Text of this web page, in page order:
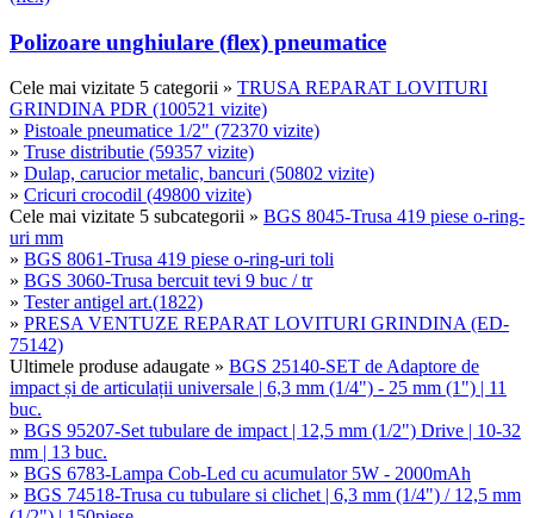
Polizoare unghiulare (flex) pneumatice
Cele mai vizitate 5 categorii » TRUSA REPARAT LOVITURI
GRINDINA PDR (100521 vizite)
» Pistoale pneumatice 1/2" (72370 vizite)
» Truse distributie (59357 vizite)
» Dulap, carucior metalic, bancuri (50802 vizite)
» Cricuri crocodil (49800 vizite)
Cele mai vizitate 5 subcategorii » BGS 8045-Trusa 419 piese o-ring-
uri mm
» BGS 8061-Trusa 419 piese o-ring-uri toli
» BGS 3060-Trusa bercuit tevi 9 buc / tr
» Tester antigel art.(1822)
» PRESA VENTUZE REPARAT LOVITURI GRINDINA (ED-
75142)
Ultimele produse adaugate » BGS 25140-SET de Adaptore de
impact și de articulații universale | 6,3 mm (1/4") - 25 mm (1") | 11
buc.
» BGS 95207-Set tubulare de impact | 12,5 mm (1/2") Drive | 10-32
mm | 13 buc.
» BGS 6783-Lampa Cob-Led cu acumulator 5W - 2000mAh
» BGS 74518-Trusa cu tubulare si clichet | 6,3 mm (1/4") / 12,5 mm